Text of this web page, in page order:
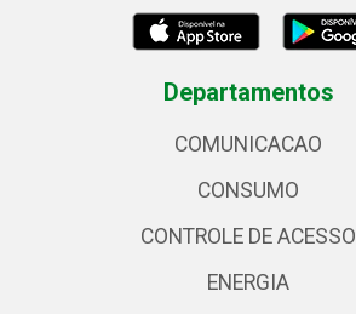
Departamentos
COMUNICACAO
CONSUMO
CONTROLE DE ACESSO
ENERGIA